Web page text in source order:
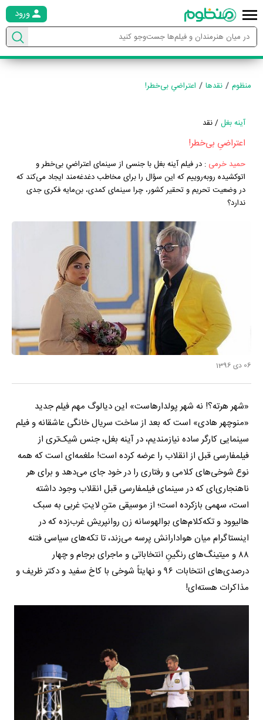
ورود
منظوم نقدها اعتراضیِ بی‌خطر!
آینه بغل/ نقد
اعتراضیِ بی‌خطر!
حمید خرمی : در فیلم آینه بغل با جنسی از سینمای اعتراضیِ بی‌خطر و
اتوکشیده روبه‌روییم که این سؤال را برای مخاطب دغدغه‌مند ایجاد می‌کند که
در وضعیت تحریم و تحقیر کشور، چرا سینمای کمدی، بن‌مایه فکری جدی
ندارد؟
06 دی 1396
«شهر هرته؟! نه شهر پولدارهاست» این دیالوگ مهم فیلم جدید
«منوچهر هادی» است که بعد از ساخت سریال خانگی عاشقانه و فیلم
سینمایی کارگر ساده نیازمندیم، در آینه بغل، جنس شیک‌تری از
فیلمفارسی قبل از انقلاب را عرضه کرده است! ملغمه‌ای است که همه
نوع شوخی‌های کلامی و رفتاری را در خود جای می‌دهد و برای هر
ناهنجاری‌ای که در سینمای فیلمفارسی قبل انقلاب وجود داشته
است، سهمی بازکرده است؛ از موسیقی متنِ لایتِ غربی به سبک
هالیوود و تکه‌کلام‌های بوالهوسانه زن روانپریش غرب‌زده که در
اینستاگرام میان هوادارانش پرسه می‌زند، تا تکه‌های سیاسی فتنه
۸۸ و میتینگ‌های رنگینِ انتخاباتی و ماجرای برجام و چهار
درصدی‌های انتخابات ۹۶ و نهایتاً شوخی با کاخ سفید و دکتر ظریف و
مذاکرات هسته‌ای!